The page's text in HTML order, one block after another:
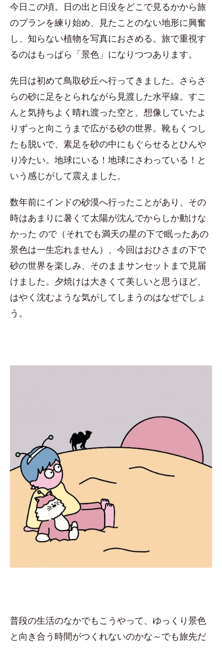
今日この頃。日の出と日没をどこで見るかから旅
のプランを練り始め、見たことのない地形に興奮
し、知らない植物を写真におさめる。旅で重視す
るのはもっぱら「景色」になりつつあります。
先日は初めて鳥取砂丘へ行ってきました。さらさ
らの砂に足をとられながら見渡した水平線。すこ
んと気持ちよく晴れ渡った空と、想像していたよ
りずっと向こうまで広がる砂の世界。靴もくつし
たも脱いで、素足を砂の中にもぐらせるとひんや
り冷たい。地球にいる！地球にさわっている！と
いう感じがして震えました。
数年前にインドの砂漠へ行ったことがあり、その
時はあまりに暑くて太陽が沈んでからしか動けな
かった ので（それでも満天の星の下で眠ったあの
景色は一生忘れません）、今回はおひさまの下で
砂の世界を楽しみ、そのままサンセットまで見届
けました。夕焼けは大きくて美しいと思うほど、
はやく沈むような気がしてしまうのはなぜでしょ
う。
普段の生活のなかでもこうやって、ゆっくり景色
と向き合う時間がつくれないのかな～でも旅先だ